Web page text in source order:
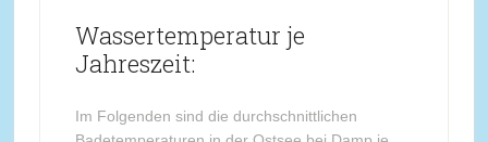
Wassertemperatur je
Jahreszeit:
Im Folgenden sind die durchschnittlichen